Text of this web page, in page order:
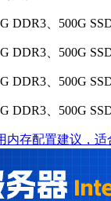
、500G SSD
、500G SSD
、500G SSD
、500G SSD
内存配置建议，